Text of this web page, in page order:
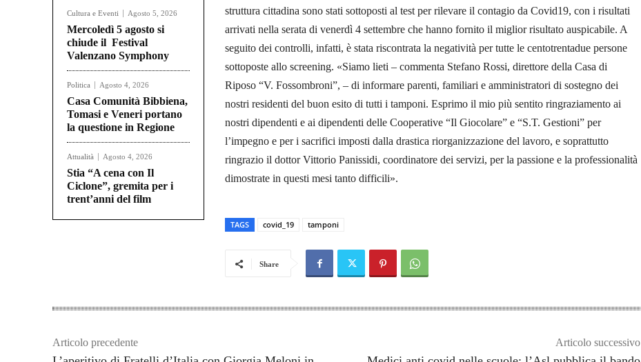
Cultura e Eventi Agosto 5, 2026
Mercoledì 5 agosto si
chiude il Festival
Valenzano Symphony
Politica Agosto 4, 2026
Casa Comunità Bibbiena,
Tomasi e Veneri portano
la questione in Regione
Attualità Agosto 4, 2026
Stia “A cena con Il
Ciclone”, gremita per i
trent’anni del film
struttura cittadina sono stati sottoposti al test per rilevare il contagio da Covid19, con i risultati
arrivati nella serata di venerdì 4 settembre che hanno fornito il miglior risultato auspicabile. A
seguito dei controlli, infatti, è stata riscontrata la negatività per tutte le centotrentadue persone
sottoposte allo screening. «Siamo lieti – commenta Stefano Rossi, direttore della Casa di
Riposo “V. Fossombroni”, – di informare parenti, familiari e amministratori di sostegno dei
nostri residenti del buon esito di tutti i tamponi. Esprimo il mio più sentito ringraziamento ai
nostri dipendenti e ai dipendenti delle Cooperative “Il Giocolare” e “S.T. Gestioni” per
l’impegno e per i sacrifici imposti dalla drastica riorganizzazione del lavoro, e soprattutto
ringrazio il dottor Vittorio Panissidi, coordinatore dei servizi, per la passione e la professionalità
dimostrate in questi mesi tanto difficili».
TAGS covid_19 tamponi
Share
Articolo precedente Articolo successivo